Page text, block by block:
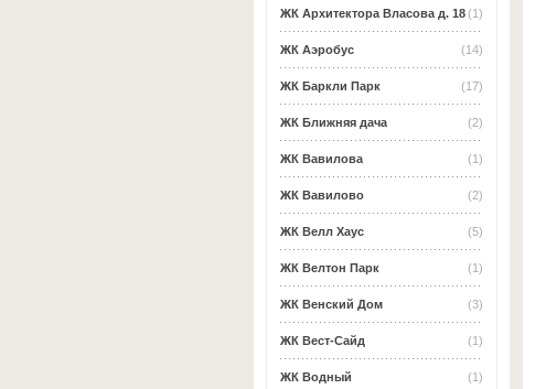
(1)
ЖК Архитектора Власова д. 18
(14)
ЖК Аэробус
(17)
ЖК Баркли Парк
(2)
ЖК Ближняя дача
(1)
ЖК Вавилова
(2)
ЖК Вавилово
(5)
ЖК Велл Хаус
(1)
ЖК Велтон Парк
(3)
ЖК Венский Дом
(1)
ЖК Вест-Сайд
(1)
ЖК Водный